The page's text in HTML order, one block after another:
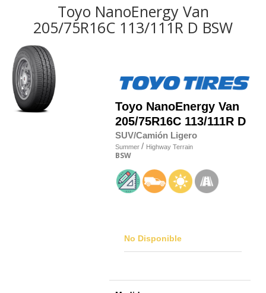
Toyo NanoEnergy Van
205/75R16C 113/111R D BSW
Toyo NanoEnergy Van
205/75R16C 113/111R D
SUV/Camión Ligero
Summer / Highway Terrain
BSW
No Disponible